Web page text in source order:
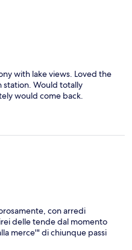
with lake views. Loved the
station. Would totally
would come back.
con arredi
delle tende dal momento
merce'" di chiunque passi